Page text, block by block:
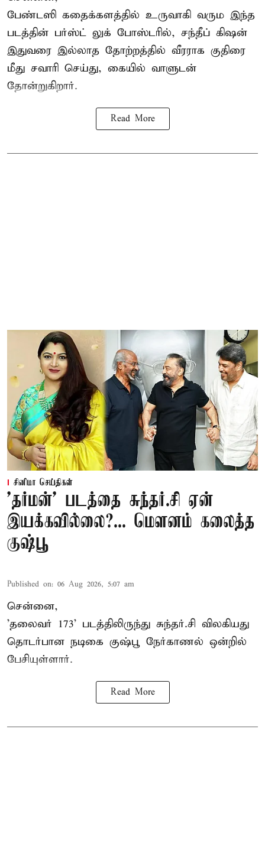
பேண்டஸி கதைக்களத்தில் உருவாகி வரும இந்த
படத்தின் பர்ஸ்ட் லுக் போஸ்டரில், சந்தீப் கிஷன்
இதுவரை இல்லாத தோற்றத்தில் வீரராக குதிரை
மீது சவாரி செய்து, கையில் வாளுடன்
தோன்றுகிறார்.
Read More
சினிமா செய்திகள்
'தர்மன்' படத்தை சுந்தர்.சி ஏன்
இயக்கவில்லை?... மௌனம் கலைத்த
குஷ்பூ
Published on: 06 Aug 2026, 5:07 am
சென்னை,
'தலைவர் 173' படத்திலிருந்து சுந்தர்.சி விலகியது
தொடர்பான நடிகை குஷ்பூ நேர்காணல் ஒன்றில்
பேசியுள்ளார்.
Read More